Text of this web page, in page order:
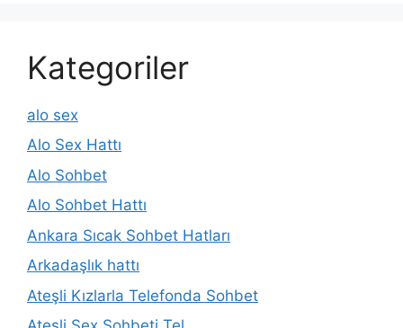
Kategoriler
alo sex
Alo Sex Hattı
Alo Sohbet
Alo Sohbet Hattı
Ankara Sıcak Sohbet Hatları
Arkadaşlık hattı
Ateşli Kızlarla Telefonda Sohbet